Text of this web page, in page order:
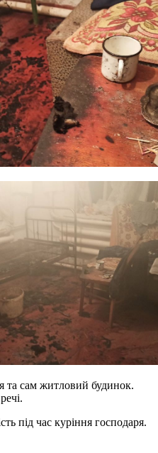
та сам житловий будинок.
під час куріння господаря.